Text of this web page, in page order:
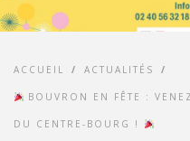
ACCUEIL / ACTUALITÉS /
BOUVRON EN FÊTE :
DU CENTRE-BOURG !